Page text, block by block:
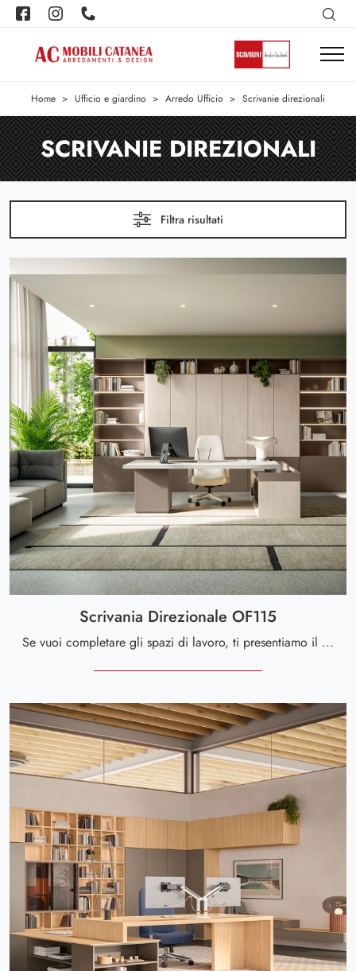
Home > Ufficio e giardino > Arredo Ufficio > Scrivanie direzionali
SCRIVANIE DIREZIONALI
Filtra risultati
Scrivania Direzionale OF115
Se vuoi completare gli spazi di lavoro, ti presentiamo il modello Scrivania Direzionale OF115 di Giessegi tra diverse proposte di librerie per ...